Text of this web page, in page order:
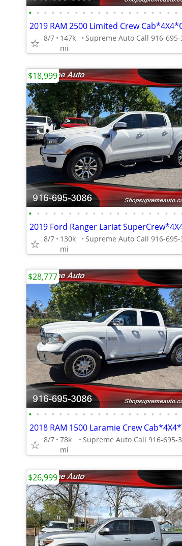
• • • • • • • • • • • • • • • • • • • •
8/7
147k
mi
• • • • • • • • • • • • • • • • • • •
8/7
130k
mi
$18,999
• • • • • • • • • • • • • • • • • • • •
8/7 78k
mi
$28,777
$26,999